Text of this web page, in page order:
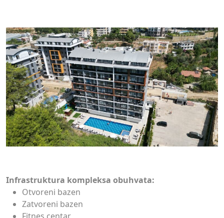
Infrastruktura kompleksa obuhvata:
Otvoreni bazen
Zatvoreni bazen